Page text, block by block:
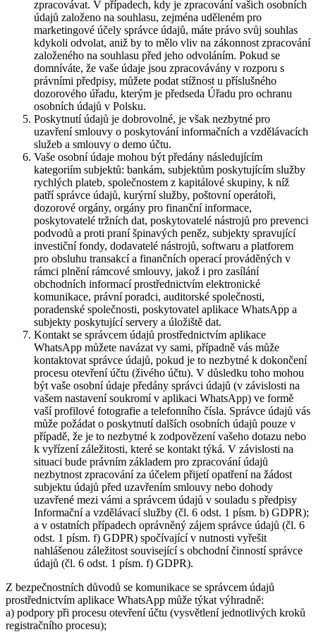
zpracovávat. V případech, kdy je zpracování vašich osobních
údajů založeno na souhlasu, zejména uděleném pro
marketingové účely správce údajů, máte právo svůj souhlas
kdykoli odvolat, aniž by to mělo vliv na zákonnost zpracování
založeného na souhlasu před jeho odvoláním. Pokud se
domníváte, že vaše údaje jsou zpracovávány v rozporu s
právními předpisy, můžete podat stížnost u příslušného
dozorového úřadu, kterým je předseda Úřadu pro ochranu
osobních údajů v Polsku.
Poskytnutí údajů je dobrovolné, je však nezbytné pro
uzavření smlouvy o poskytování informačních a vzdělávacích
služeb a smlouvy o demo účtu.
Vaše osobní údaje mohou být předány následujícím
kategoriím subjektů: bankám, subjektům poskytujícím služby
rychlých plateb, společnostem z kapitálové skupiny, k níž
patří správce údajů, kurýrní služby, poštovní operátoři,
dozorové orgány, orgány pro finanční informace,
poskytovatelé tržních dat, poskytovatelé nástrojů pro prevenci
podvodů a proti praní špinavých peněz, subjekty spravující
investiční fondy, dodavatelé nástrojů, softwaru a platforem
pro obsluhu transakcí a finančních operací prováděných v
rámci plnění rámcové smlouvy, jakož i pro zasílání
obchodních informací prostřednictvím elektronické
komunikace, právní poradci, auditorské společnosti,
poradenské společnosti, poskytovatel aplikace WhatsApp a
subjekty poskytující servery a úložiště dat.
Kontakt se správcem údajů prostřednictvím aplikace
WhatsApp můžete navázat vy sami, případně vás může
kontaktovat správce údajů, pokud je to nezbytné k dokončení
procesu otevření účtu (živého účtu). V důsledku toho mohou
být vaše osobní údaje předány správci údajů (v závislosti na
vašem nastavení soukromí v aplikaci WhatsApp) ve formě
vaší profilové fotografie a telefonního čísla. Správce údajů vás
může požádat o poskytnutí dalších osobních údajů pouze v
případě, že je to nezbytné k zodpovězení vašeho dotazu nebo
k vyřízení záležitosti, které se kontakt týká. V závislosti na
situaci bude právním základem pro zpracování údajů
nezbytnost zpracování za účelem přijetí opatření na žádost
subjektu údajů před uzavřením smlouvy nebo dohody
uzavřené mezi vámi a správcem údajů v souladu s předpisy
Informační a vzdělávací služby (čl. 6 odst. 1 písm. b) GDPR);
a v ostatních případech oprávněný zájem správce údajů (čl. 6
odst. 1 písm. f) GDPR) spočívající v nutnosti vyřešit
nahlášenou záležitost související s obchodní činností správce
údajů (čl. 6 odst. 1 písm. f) GDPR).
Z bezpečnostních důvodů se komunikace se správcem údajů
prostřednictvím aplikace WhatsApp může týkat výhradně:
a) podpory při procesu otevření účtu (vysvětlení jednotlivých kroků
registračního procesu);